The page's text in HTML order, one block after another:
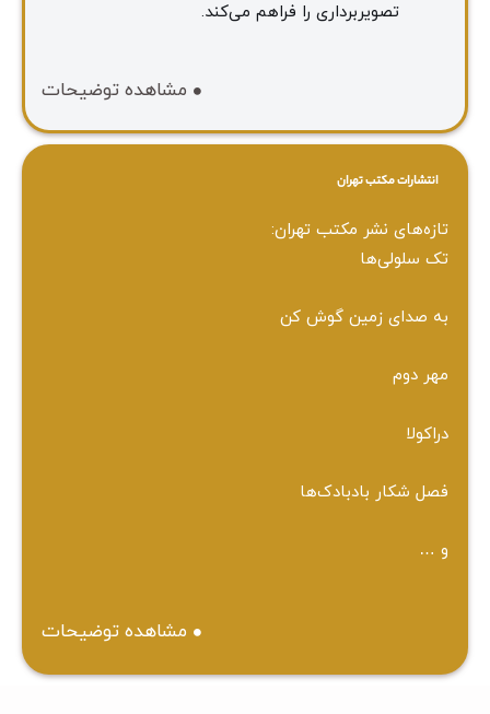
تصویربرداری را فراهم می‌کند.
مشاهده توضیحات
انتشارات مکتب تهران
تازه‌های نشر مکتب تهران:
تک سلولی‌ها
به صدای زمین گوش کن
مهر دوم
دراکولا
فصل شکار بادبادک‌ها
و …
مشاهده توضیحات